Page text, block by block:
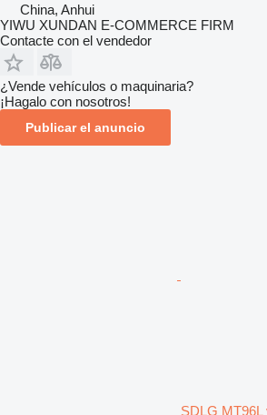
China, Anhui
YIWU XUNDAN E-COMMERCE FIRM
Contacte con el vendedor
¿Vende vehículos o maquinaria?
¡Hagalo con nosotros!
Publicar el anuncio
SDLG MT96L